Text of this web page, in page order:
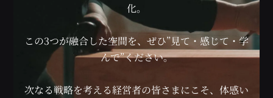
化。
この3つが融合した空間を、ぜひ”見て・感じて・学
んで”ください。
次なる戦略を考える経営者の皆さまにこそ、体感い